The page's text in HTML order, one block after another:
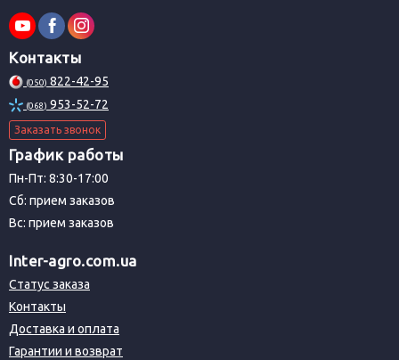
Контакты
(050) 822-42-95
(068) 953-52-72
Заказать звонок
График работы
Пн-Пт: 8:30-17:00
Сб: прием заказов
Вс: прием заказов
Inter-agro.com.ua
Статус заказа
Контакты
Доставка и оплата
Гарантии и возврат